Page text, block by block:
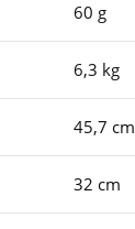
60 g
6,3 kg
45,7 cm
32 cm